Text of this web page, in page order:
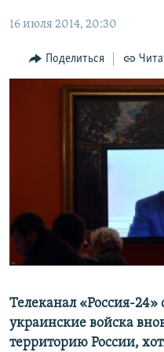
Вернутся
поиску
ИНТЕРАКТИВ
ИНФОГРАФИКА
ТЕЛЕПРОЕКТ КРЫМ.РЕАЛИИ
СОВЕТЫ ПРАВОЗАЩИТНИКОВ
ПРОПАВШИЕ БЕЗ ВЕСТИ
ПОБЕДИТЕЛЕЙ НЕ СУДЯТ?
КРЫМ.НЕПОКОРЕННЫЙ
ELIFBE
УКРАИНСКАЯ ПРОБЛЕМА
РАДІО СВОБОДА
КАК ОБОЙТИ
Українською
ПРИСОЕДИНЯЙТЕСЬ!
16 июля 2014, 20:30
Поделиться
Телеканал «Россия-24»
украинские войска
территорию России,